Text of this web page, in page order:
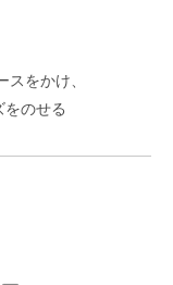
をかけ、
のせる